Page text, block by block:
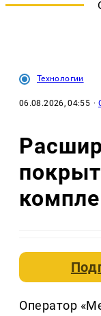
Технологии
06.08.2026, 04:55 ·
Оператор